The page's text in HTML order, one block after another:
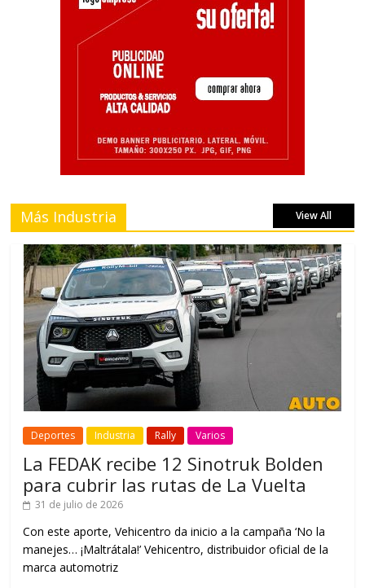
Más Industria View All
Deportes Industria Rally Varios
La FEDAK recibe 12 Sinotruk Bolden
para cubrir las rutas de La Vuelta
31 de julio de 2026
Con este aporte, Vehicentro da inicio a la campaña ‘No la
manejes… ¡Maltrátala!’ Vehicentro, distribuidor oficial de la
marca automotriz